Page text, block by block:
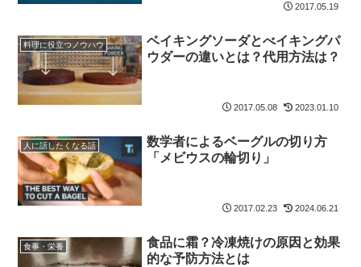
2017.05.19
料理に役立つノウハウ
ベイキングソーダとべイキングパ
ウダーの違いとは？代用方法は？
2017.05.08 2023.01.10
人に話したくなる話
数学者によるベーグルの切り方
「メビウスの輪切り」
2017.02.23 2024.06.21
食事・栄養
食品に霜？冷凍焼けの原因と効果
的な予防方法とは